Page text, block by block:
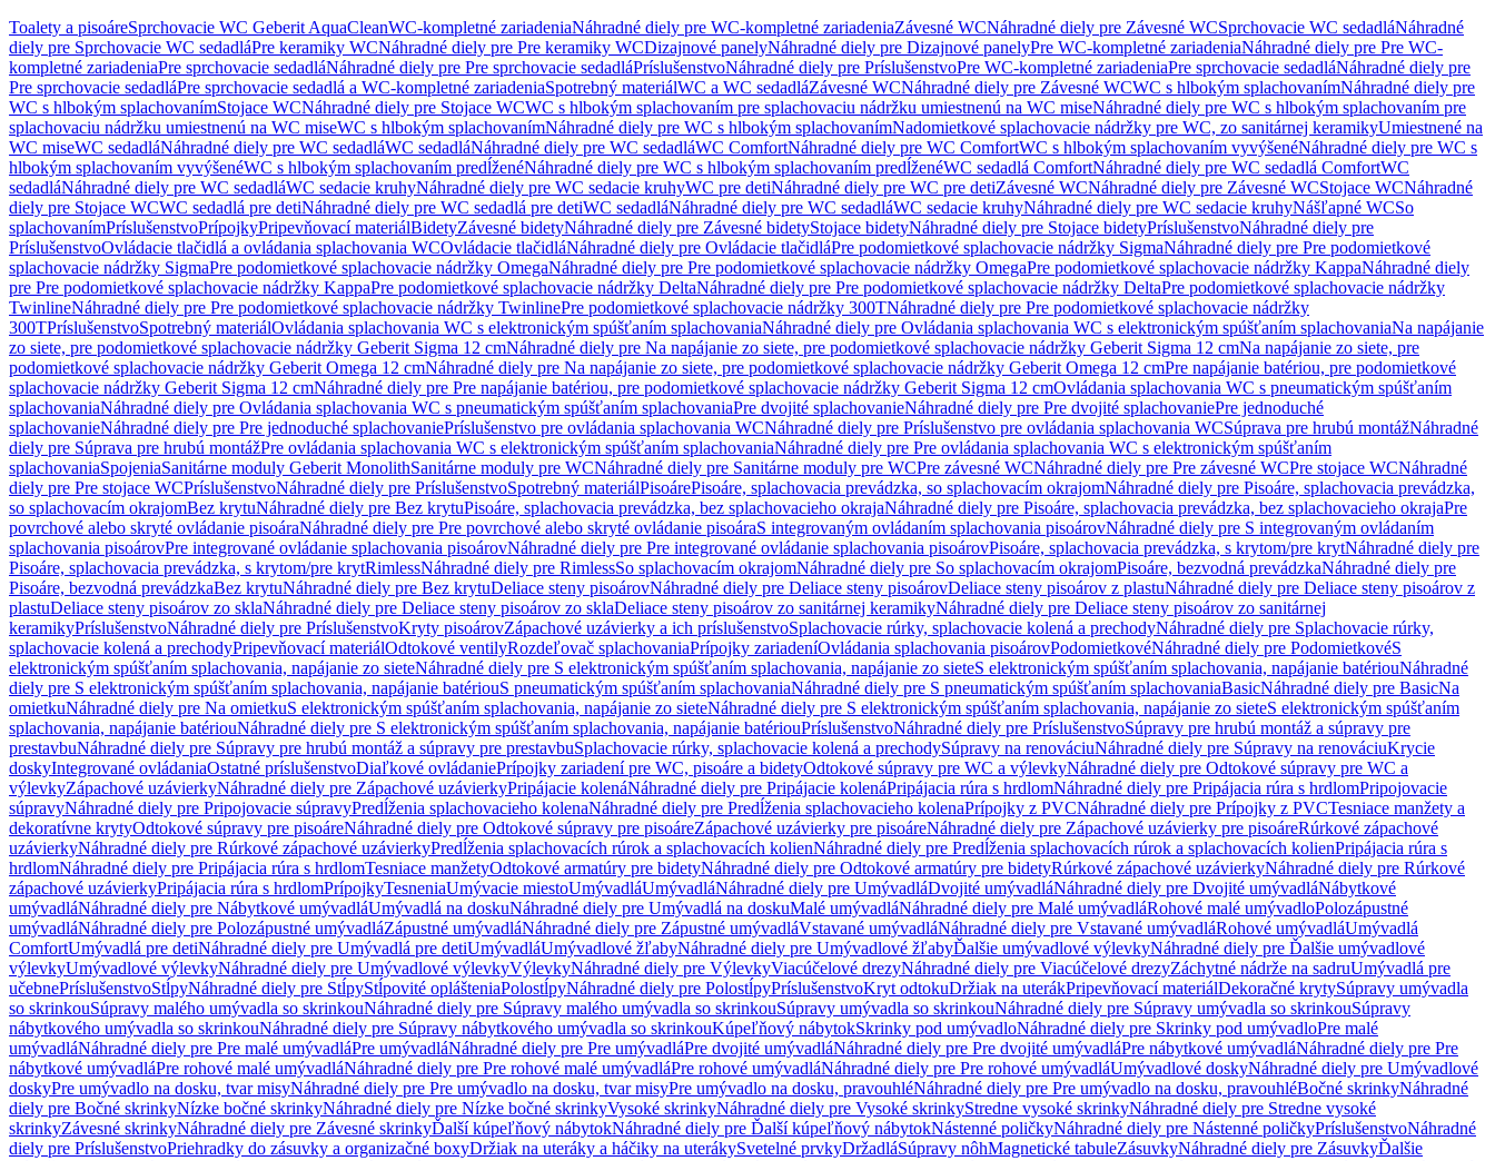
Toalety a pisoáreSprchovacie WC Geberit AquaCleanWC-kompletné zariadeniaNáhradné diely pre WC-kompletné zariadeniaZávesné WCNáhradné diely pre Závesné WCSprchovacie WC sedadláNáhradné
diely pre Sprchovacie WC sedadláPre keramiky WCNáhradné diely pre Pre keramiky WCDizajnové panelyNáhradné diely pre Dizajnové panelyPre WC-kompletné zariadeniaNáhradné diely pre Pre WC-
kompletné zariadeniaPre sprchovacie sedadláNáhradné diely pre Pre sprchovacie sedadláPríslušenstvoNáhradné diely pre PríslušenstvoPre WC-kompletné zariadeniaPre sprchovacie sedadláNáhradné diely pre
Pre sprchovacie sedadláPre sprchovacie sedadlá a WC-kompletné zariadeniaSpotrebný materiálWC a WC sedadláZávesné WCNáhradné diely pre Závesné WCWC s hlbokým splachovanímNáhradné diely pre
WC s hlbokým splachovanímStojace WCNáhradné diely pre Stojace WCWC s hlbokým splachovaním pre splachovaciu nádržku umiestnenú na WC miseNáhradné diely pre WC s hlbokým splachovaním pre
splachovaciu nádržku umiestnenú na WC miseWC s hlbokým splachovanímNáhradné diely pre WC s hlbokým splachovanímNadomietkové splachovacie nádržky pre WC, zo sanitárnej keramikyUmiestnené na
WC miseWC sedadláNáhradné diely pre WC sedadláWC sedadláNáhradné diely pre WC sedadláWC ComfortNáhradné diely pre WC ComfortWC s hlbokým splachovaním vyvýšenéNáhradné diely pre WC s
hlbokým splachovaním vyvýšenéWC s hlbokým splachovaním predĺženéNáhradné diely pre WC s hlbokým splachovaním predĺženéWC sedadlá ComfortNáhradné diely pre WC sedadlá ComfortWC
sedadláNáhradné diely pre WC sedadláWC sedacie kruhyNáhradné diely pre WC sedacie kruhyWC pre detiNáhradné diely pre WC pre detiZávesné WCNáhradné diely pre Závesné WCStojace WCNáhradné
diely pre Stojace WCWC sedadlá pre detiNáhradné diely pre WC sedadlá pre detiWC sedadláNáhradné diely pre WC sedadláWC sedacie kruhyNáhradné diely pre WC sedacie kruhyNášľapné WCSo
splachovanímPríslušenstvoPrípojkyPripevňovací materiálBidetyZávesné bidetyNáhradné diely pre Závesné bidetyStojace bidetyNáhradné diely pre Stojace bidetyPríslušenstvoNáhradné diely pre
PríslušenstvoOvládacie tlačidlá a ovládania splachovania WCOvládacie tlačidláNáhradné diely pre Ovládacie tlačidláPre podomietkové splachovacie nádržky SigmaNáhradné diely pre Pre podomietkové
splachovacie nádržky SigmaPre podomietkové splachovacie nádržky OmegaNáhradné diely pre Pre podomietkové splachovacie nádržky OmegaPre podomietkové splachovacie nádržky KappaNáhradné diely
pre Pre podomietkové splachovacie nádržky KappaPre podomietkové splachovacie nádržky DeltaNáhradné diely pre Pre podomietkové splachovacie nádržky DeltaPre podomietkové splachovacie nádržky
TwinlineNáhradné diely pre Pre podomietkové splachovacie nádržky TwinlinePre podomietkové splachovacie nádržky 300TNáhradné diely pre Pre podomietkové splachovacie nádržky
300TPríslušenstvoSpotrebný materiálOvládania splachovania WC s elektronickým spúšťaním splachovaniaNáhradné diely pre Ovládania splachovania WC s elektronickým spúšťaním splachovaniaNa napájanie
zo siete, pre podomietkové splachovacie nádržky Geberit Sigma 12 cmNáhradné diely pre Na napájanie zo siete, pre podomietkové splachovacie nádržky Geberit Sigma 12 cmNa napájanie zo siete, pre
podomietkové splachovacie nádržky Geberit Omega 12 cmNáhradné diely pre Na napájanie zo siete, pre podomietkové splachovacie nádržky Geberit Omega 12 cmPre napájanie batériou, pre podomietkové
splachovacie nádržky Geberit Sigma 12 cmNáhradné diely pre Pre napájanie batériou, pre podomietkové splachovacie nádržky Geberit Sigma 12 cmOvládania splachovania WC s pneumatickým spúšťaním
splachovaniaNáhradné diely pre Ovládania splachovania WC s pneumatickým spúšťaním splachovaniaPre dvojité splachovanieNáhradné diely pre Pre dvojité splachovaniePre jednoduché
splachovanieNáhradné diely pre Pre jednoduché splachovaniePríslušenstvo pre ovládania splachovania WCNáhradné diely pre Príslušenstvo pre ovládania splachovania WCSúprava pre hrubú montážNáhradné
diely pre Súprava pre hrubú montážPre ovládania splachovania WC s elektronickým spúšťaním splachovaniaNáhradné diely pre Pre ovládania splachovania WC s elektronickým spúšťaním
splachovaniaSpojeniaSanitárne moduly Geberit MonolithSanitárne moduly pre WCNáhradné diely pre Sanitárne moduly pre WCPre závesné WCNáhradné diely pre Pre závesné WCPre stojace WCNáhradné
diely pre Pre stojace WCPríslušenstvoNáhradné diely pre PríslušenstvoSpotrebný materiálPisoárePisoáre, splachovacia prevádzka, so splachovacím okrajomNáhradné diely pre Pisoáre, splachovacia prevádzka,
so splachovacím okrajomBez krytuNáhradné diely pre Bez krytuPisoáre, splachovacia prevádzka, bez splachovacieho okrajaNáhradné diely pre Pisoáre, splachovacia prevádzka, bez splachovacieho okrajaPre
povrchové alebo skryté ovládanie pisoáraNáhradné diely pre Pre povrchové alebo skryté ovládanie pisoáraS integrovaným ovládaním splachovania pisoárovNáhradné diely pre S integrovaným ovládaním
splachovania pisoárovPre integrované ovládanie splachovania pisoárovNáhradné diely pre Pre integrované ovládanie splachovania pisoárovPisoáre, splachovacia prevádzka, s krytom/pre krytNáhradné diely pre
Pisoáre, splachovacia prevádzka, s krytom/pre krytRimlessNáhradné diely pre RimlessSo splachovacím okrajomNáhradné diely pre So splachovacím okrajomPisoáre, bezvodná prevádzkaNáhradné diely pre
Pisoáre, bezvodná prevádzkaBez krytuNáhradné diely pre Bez krytuDeliace steny pisoárovNáhradné diely pre Deliace steny pisoárovDeliace steny pisoárov z plastuNáhradné diely pre Deliace steny pisoárov z
plastuDeliace steny pisoárov zo sklaNáhradné diely pre Deliace steny pisoárov zo sklaDeliace steny pisoárov zo sanitárnej keramikyNáhradné diely pre Deliace steny pisoárov zo sanitárnej
keramikyPríslušenstvoNáhradné diely pre PríslušenstvoKryty pisoárovZápachové uzávierky a ich príslušenstvoSplachovacie rúrky, splachovacie kolená a prechodyNáhradné diely pre Splachovacie rúrky,
splachovacie kolená a prechodyPripevňovací materiálOdtokové ventilyRozdeľovač splachovaniaPrípojky zariadeníOvládania splachovania pisoárovPodomietkovéNáhradné diely pre PodomietkovéS
elektronickým spúšťaním splachovania, napájanie zo sieteNáhradné diely pre S elektronickým spúšťaním splachovania, napájanie zo sieteS elektronickým spúšťaním splachovania, napájanie batériouNáhradné
diely pre S elektronickým spúšťaním splachovania, napájanie batériouS pneumatickým spúšťaním splachovaniaNáhradné diely pre S pneumatickým spúšťaním splachovaniaBasicNáhradné diely pre BasicNa
omietkuNáhradné diely pre Na omietkuS elektronickým spúšťaním splachovania, napájanie zo sieteNáhradné diely pre S elektronickým spúšťaním splachovania, napájanie zo sieteS elektronickým spúšťaním
splachovania, napájanie batériouNáhradné diely pre S elektronickým spúšťaním splachovania, napájanie batériouPríslušenstvoNáhradné diely pre PríslušenstvoSúpravy pre hrubú montáž a súpravy pre
prestavbuNáhradné diely pre Súpravy pre hrubú montáž a súpravy pre prestavbuSplachovacie rúrky, splachovacie kolená a prechodySúpravy na renováciuNáhradné diely pre Súpravy na renováciuKrycie
doskyIntegrované ovládaniaOstatné príslušenstvoDiaľkové ovládaniePrípojky zariadení pre WC, pisoáre a bidetyOdtokové súpravy pre WC a výlevkyNáhradné diely pre Odtokové súpravy pre WC a
výlevkyZápachové uzávierkyNáhradné diely pre Zápachové uzávierkyPripájacie kolenáNáhradné diely pre Pripájacie kolenáPripájacia rúra s hrdlomNáhradné diely pre Pripájacia rúra s hrdlomPripojovacie
súpravyNáhradné diely pre Pripojovacie súpravyPredĺženia splachovacieho kolenaNáhradné diely pre Predĺženia splachovacieho kolenaPrípojky z PVCNáhradné diely pre Prípojky z PVCTesniace manžety a
dekoratívne krytyOdtokové súpravy pre pisoáreNáhradné diely pre Odtokové súpravy pre pisoáreZápachové uzávierky pre pisoáreNáhradné diely pre Zápachové uzávierky pre pisoáreRúrkové zápachové
uzávierkyNáhradné diely pre Rúrkové zápachové uzávierkyPredĺženia splachovacích rúrok a splachovacích kolienNáhradné diely pre Predĺženia splachovacích rúrok a splachovacích kolienPripájacia rúra s
hrdlomNáhradné diely pre Pripájacia rúra s hrdlomTesniace manžetyOdtokové armatúry pre bidetyNáhradné diely pre Odtokové armatúry pre bidetyRúrkové zápachové uzávierkyNáhradné diely pre Rúrkové
zápachové uzávierkyPripájacia rúra s hrdlomPrípojkyTesneniaUmývacie miestoUmývadláUmývadláNáhradné diely pre UmývadláDvojité umývadláNáhradné diely pre Dvojité umývadláNábytkové
umývadláNáhradné diely pre Nábytkové umývadláUmývadlá na doskuNáhradné diely pre Umývadlá na doskuMalé umývadláNáhradné diely pre Malé umývadláRohové malé umývadloPolozápustné
umývadláNáhradné diely pre Polozápustné umývadláZápustné umývadláNáhradné diely pre Zápustné umývadláVstavané umývadláNáhradné diely pre Vstavané umývadláRohové umývadláUmývadlá
ComfortUmývadlá pre detiNáhradné diely pre Umývadlá pre detiUmývadláUmývadlové žľabyNáhradné diely pre Umývadlové žľabyĎalšie umývadlové výlevkyNáhradné diely pre Ďalšie umývadlové
výlevkyUmývadlové výlevkyNáhradné diely pre Umývadlové výlevkyVýlevkyNáhradné diely pre VýlevkyViacúčelové drezyNáhradné diely pre Viacúčelové drezyZáchytné nádrže na sadruUmývadlá pre
učebnePríslušenstvoStĺpyNáhradné diely pre StĺpyStĺpovité oplášteniaPolostĺpyNáhradné diely pre PolostĺpyPríslušenstvoKryt odtokuDržiak na uterákPripevňovací materiálDekoračné krytySúpravy umývadla
so skrinkouSúpravy malého umývadla so skrinkouNáhradné diely pre Súpravy malého umývadla so skrinkouSúpravy umývadla so skrinkouNáhradné diely pre Súpravy umývadla so skrinkouSúpravy
nábytkového umývadla so skrinkouNáhradné diely pre Súpravy nábytkového umývadla so skrinkouKúpeľňový nábytokSkrinky pod umývadloNáhradné diely pre Skrinky pod umývadloPre malé
umývadláNáhradné diely pre Pre malé umývadláPre umývadláNáhradné diely pre Pre umývadláPre dvojité umývadláNáhradné diely pre Pre dvojité umývadláPre nábytkové umývadláNáhradné diely pre Pre
nábytkové umývadláPre rohové malé umývadláNáhradné diely pre Pre rohové malé umývadláPre rohové umývadláNáhradné diely pre Pre rohové umývadláUmývadlové doskyNáhradné diely pre Umývadlové
doskyPre umývadlo na dosku, tvar misyNáhradné diely pre Pre umývadlo na dosku, tvar misyPre umývadlo na dosku, pravouhléNáhradné diely pre Pre umývadlo na dosku, pravouhléBočné skrinkyNáhradné
diely pre Bočné skrinkyNízke bočné skrinkyNáhradné diely pre Nízke bočné skrinkyVysoké skrinkyNáhradné diely pre Vysoké skrinkyStredne vysoké skrinkyNáhradné diely pre Stredne vysoké
skrinkyZávesné skrinkyNáhradné diely pre Závesné skrinkyĎalší kúpeľňový nábytokNáhradné diely pre Ďalší kúpeľňový nábytokNástenné poličkyNáhradné diely pre Nástenné poličkyPríslušenstvoNáhradné
diely pre PríslušenstvoPriehradky do zásuvky a organizačné boxyDržiak na uteráky a háčiky na uterákySvetelné prvkyDržadláSúpravy nôhMagnetické tabuleZásuvkyNáhradné diely pre ZásuvkyĎalšie